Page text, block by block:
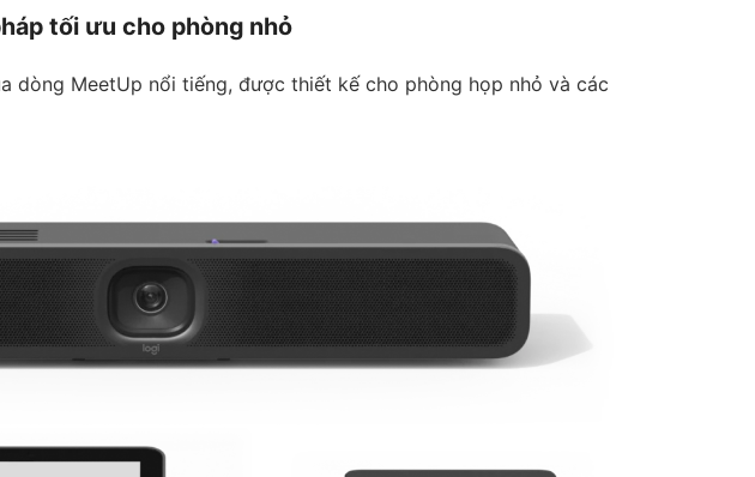
tối ưu cho phòng nhỏ
dòng MeetUp nổi tiếng, được thiết kế cho phòng họp nhỏ và các